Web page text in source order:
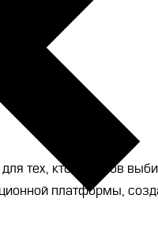
МОЖНО
ВЫБРАТЬ
СТРАНИЦЕ
ТОВАРА.
для тех, кто не готов
платформы,